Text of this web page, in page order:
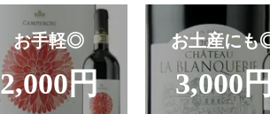
お手軽◎
2,000円
お土産にも
3,000